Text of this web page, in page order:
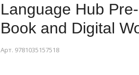
Language Hub
Book and Digital
Арт. 9781035157518